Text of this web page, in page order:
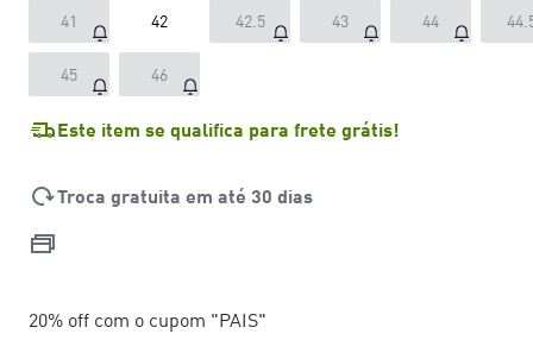
41 42 42.5 43 44
45 46
Este item se qualifica para frete grátis!
Troca gratuita em até 30 dias
20% off com o cupom "PAIS"